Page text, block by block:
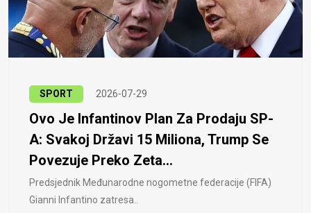
SPORT 2026-07-29
Ovo Je Infantinov Plan Za Prodaju SP-
A: Svakoj Državi 15 Miliona, Trump Se
Povezuje Preko Zeta...
Predsjednik Međunarodne nogometne federacije (FIFA)
Gianni Infantino zatresa..